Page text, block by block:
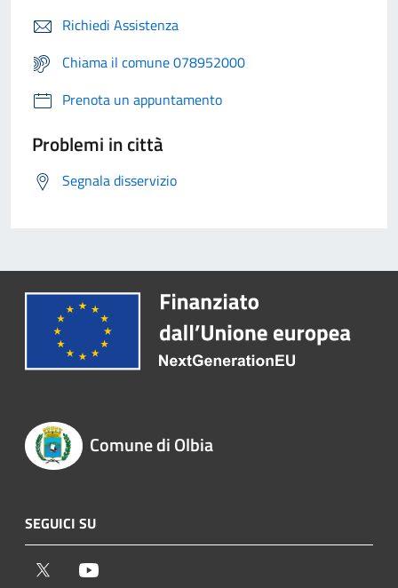
Richiedi Assistenza
Chiama il comune 078952000
Prenota un appuntamento
Problemi in città
Segnala disservizio
Comune di Olbia
SEGUICI SU
Twitter